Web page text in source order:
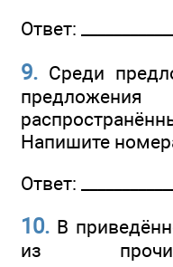
Ответ:
9. Среди
Напишите
Ответ:
10. В
из